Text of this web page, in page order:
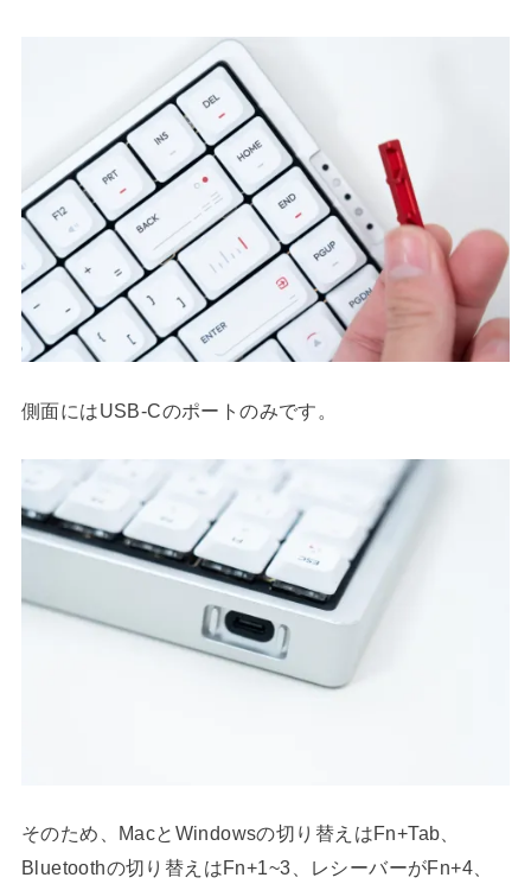
側面にはUSB-Cのポートのみです。
そのため、MacとWindowsの切り替えはFn+Tab、
Bluetoothの切り替えはFn+1~3、レシーバーがFn+4、